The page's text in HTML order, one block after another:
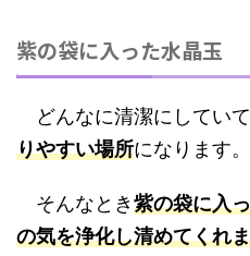
紫の袋に入った水晶玉
どんなに清潔にしてい
りやすい場所になります。
そんなとき紫の袋に入
の気を浄化し清めてくれ